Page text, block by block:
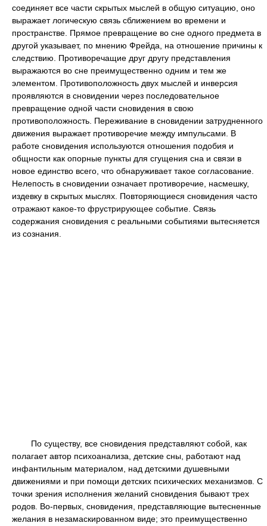
соединяет все части скрытых мыслей в общую ситуацию, оно
выражает логическую связь сближением во времени и
пространстве. Прямое превращение во сне одного предмета в
другой указывает, по мнению Фрейда, на отношение причины к
следствию. Противоречащие друг другу представления
выражаются во сне преимущественно одним и тем же
элементом. Противоположность двух мыслей и инверсия
проявляются в сновидении через последовательное
превращение одной части сновидения в свою
противоположность. Переживание в сновидении затрудненного
движения выражает противоречие между импульсами. В
работе сновидения используются отношения подобия и
общности как опорные пункты для сгущения сна и связи в
новое единство всего, что обнаруживает такое согласование.
Нелепость в сновидении означает противоречие, насмешку,
издевку в скрытых мыслях. Повторяющиеся сновидения часто
отражают какое-то фрустрирующее событие. Связь
содержания сновидения с реальными событиями вытесняется
из сознания.
По существу, все сновидения представляют собой, как
полагает автор психоанализа, детские сны, работают над
инфантильным материалом, над детскими душевными
движениями и при помощи детских психических механизмов. С
точки зрения исполнения желаний сновидения бывают трех
родов. Во-первых, сновидения, представляющие вытесненные
желания в незамаскированном виде; это преимущественно